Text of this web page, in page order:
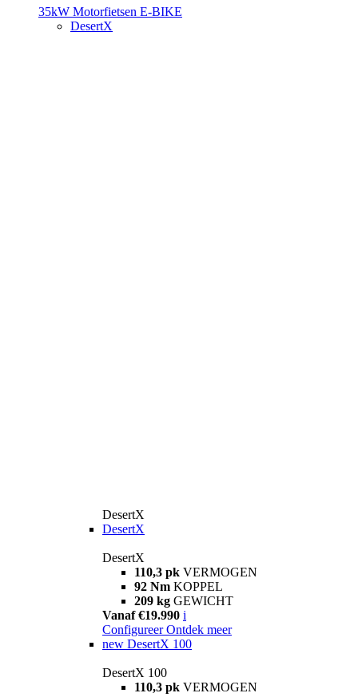
35kW Motorfietsen E-BIKE
DesertX
DesertX
DesertX
DesertX
110,3 pk VERMOGEN
92 Nm KOPPEL
209 kg GEWICHT
Vanaf €19.990 i
Configureer Ontdek meer
new DesertX 100
DesertX 100
110,3 pk VERMOGEN